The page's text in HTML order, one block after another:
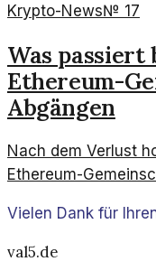
Krypto-News№ 17
Was passiert
Ethereum-
Abgängen
Nach dem Verlust
Ethereum-
Diskussion über die
Vielen Dank für
val5.de